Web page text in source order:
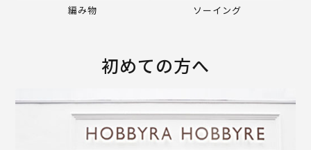
編み物 ソーイング
初めての方へ